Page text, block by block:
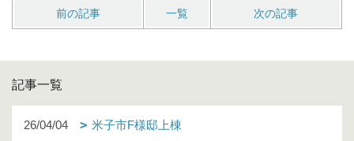
前の記事 一覧 次の記事
記事一覧
26/04/04 米子市F様邸上棟